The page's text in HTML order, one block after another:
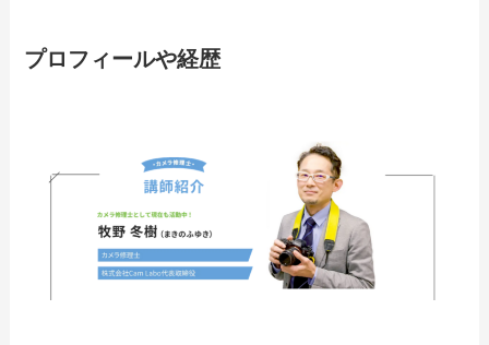
プロフィールや経歴